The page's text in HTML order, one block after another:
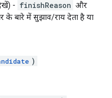
- finishReason और
के बारे में सुझाव/राय देता है या
)